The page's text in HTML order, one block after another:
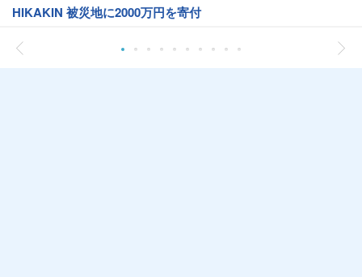
HIKAKIN 被災地に2000万円を寄付